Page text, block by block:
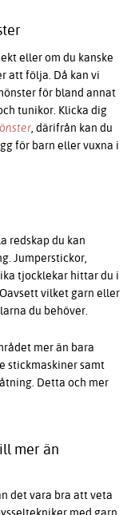
eller om du kanske
att följa. Då kan vi
för bland annat
tunikor. Klicka dig
, därifrån kan du
för barn eller vuxna i
redskap du kan
Jumperstickor,
tjocklekar hittar du i
vilket garn eller
du behöver.
mer än bara
stickmaskiner samt
Detta och mer
mer än
det vara bra att veta